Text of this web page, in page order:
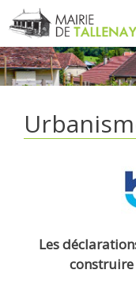
Aller
au
contenu
Les